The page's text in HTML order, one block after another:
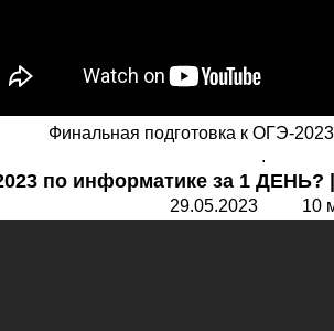
Финальная подготовка к ОГЭ-
.
по информатике за 1
29.05.2023 10